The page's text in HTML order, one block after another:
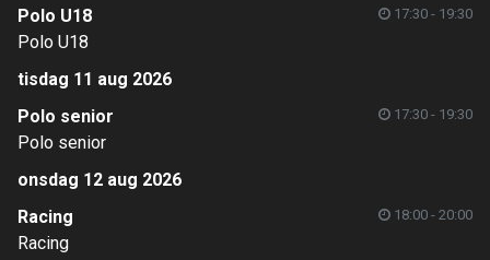
Polo U18
17:30 - 19:30
Polo U18
tisdag 11 aug 2026
Polo senior
17:30 - 19:30
Polo senior
onsdag 12 aug 2026
Racing
18:00 - 20:00
Racing